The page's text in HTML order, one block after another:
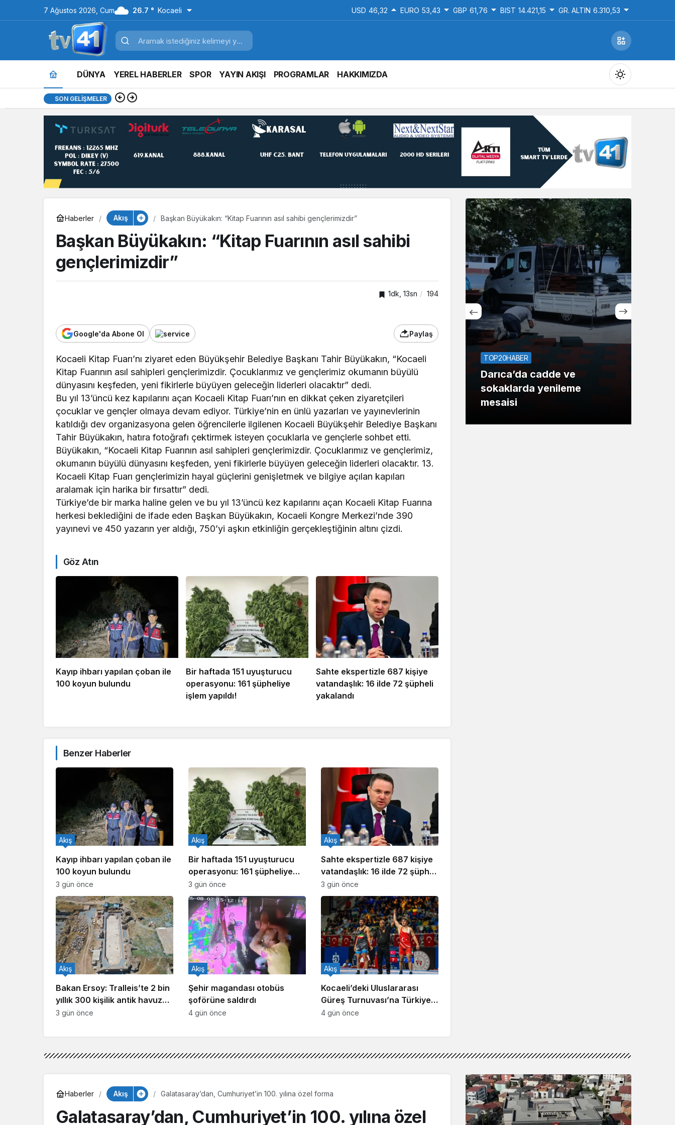
7 Ağustos 2026, Cum 26.7 ° Kocaeli USD 46,32 EURO 53,43 GBP 61,76 BIST 14.421,15 GR. ALTIN 6.310,53
DÜNYA YEREL HABERLER SPOR YAYIN AKIŞI PROGRAMLAR HAKKIMIZDA
Gündüz Modu
Gündüz modunu seçin.
Gece modunu seçin.
Sistem Modu
Sistem modunu seçin.
SON GELIŞMELER
Haberler Akış Başkan Büyükakın: “Kitap Fuarının asıl sahibi gençlerimizdir”
Başkan Büyükakın: “Kitap Fuarının asıl sahibi
gençlerimizdir”
1dk, 13sn 194
Google'da Abone Ol Paylaş
Kocaeli Kitap Fuarı’nı ziyaret eden Büyükşehir Belediye Başkanı Tahir Büyükakın, “Kocaeli
Kitap Fuarının asıl sahipleri gençlerimizdir. Çocuklarımız ve gençlerimiz okumanın büyülü
dünyasını keşfeden, yeni fikirlerle büyüyen geleceğin liderleri olacaktır” dedi.
Bu yıl 13’üncü kez kapılarını açan Kocaeli Kitap Fuarı’nın en dikkat çeken ziyaretçileri
çocuklar ve gençler olmaya devam ediyor. Türkiye’nin en ünlü yazarları ve yayınevlerinin
katıldığı dev organizasyona gelen öğrencilerle ilgilenen Kocaeli Büyükşehir Belediye Başkanı
Tahir Büyükakın, hatıra fotoğrafı çektirmek isteyen çocuklarla ve gençlerle sohbet etti.
Büyükakın, “Kocaeli Kitap Fuarının asıl sahipleri gençlerimizdir. Çocuklarımız ve gençlerimiz,
okumanın büyülü dünyasını keşfeden, yeni fikirlerle büyüyen geleceğin liderleri olacaktır. 13.
Kocaeli Kitap Fuarı gençlerimizin hayal güçlerini genişletmek ve bilgiye açılan kapıları
aralamak için harika bir fırsattır” dedi.
Türkiye’de bir marka haline gelen ve bu yıl 13’üncü kez kapılarını açan Kocaeli Kitap Fuarına
herkesi beklediğini de ifade eden Başkan Büyükakın, Kocaeli Kongre Merkezi’nde 390
yayınevi ve 450 yazarın yer aldığı, 750’yi aşkın etkinliğin gerçekleştiğinin altını çizdi.
Göz Atın
Kayıp ihbarı yapılan çoban ile
100 koyun bulundu
Bir haftada 151 uyuşturucu
operasyonu: 161 şüpheliye
işlem yapıldı!
Sahte ekspertizle 687 kişiye
vatandaşlık: 16 ilde 72 şüpheli
yakalandı
Benzer Haberler
Kayıp ihbarı yapılan çoban ile
100 koyun bulundu
Akış
3 gün önce
Bir haftada 151 uyuşturucu
operasyonu: 161 şüpheliye
işlem yapıldı!
Akış
3 gün önce
Sahte ekspertizle 687 kişiye
vatandaşlık: 16 ilde 72 şüpheli
yakalandı
Akış
3 gün önce
Bakan Ersoy: Tralleis’te 2 bin
yıllık 300 kişilik antik havuz
gün yüzüne çıkarıldı
Akış
3 gün önce
Şehir magandası otobüs
şoförüne saldırdı
Akış
4 gün önce
Kocaeli’deki Uluslararası
Güreş Turnuvası’na Türkiye
damgası
Akış
4 gün önce
TOP20HABER
Dilovası Kent Meydanı
inşaatında yeni aşama
TOP20HABER
Başiskele’de çocuk ve
gençlere değerler eğitimi
veriliyor
TOP20HABER
Darıca’da cadde ve
sokaklarda yenileme
mesaisi
Haberler Akış Galatasaray’dan, Cumhuriyet’in 100. yılına özel forma
Galatasaray’dan, Cumhuriyet’in 100. yılına özel